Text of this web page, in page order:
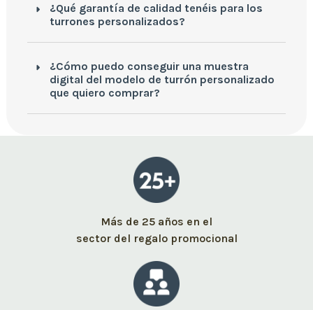
¿Qué garantía de calidad tenéis para los
turrones personalizados?
¿Cómo puedo conseguir una muestra
digital del modelo de turrón personalizado
que quiero comprar?
Más de 25 años en el
sector del regalo promocional